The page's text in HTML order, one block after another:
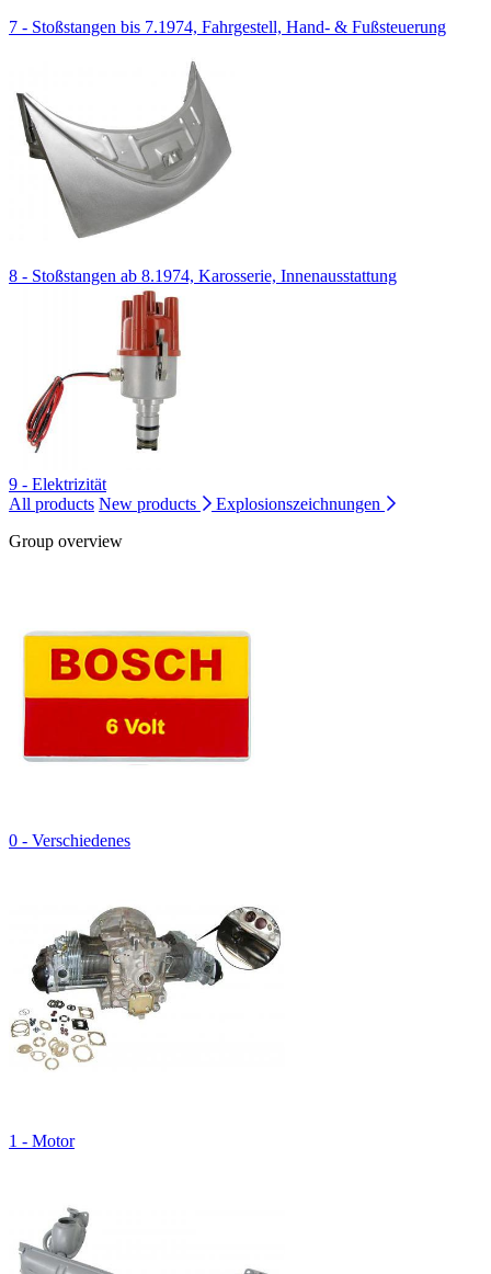
7 - Stoßstangen bis 7.1974, Fahrgestell, Hand- & Fußsteuerung
8 - Stoßstangen ab 8.1974, Karosserie, Innenausstattung
9 - Elektrizität
All products New products
Explosionszeichnungen
Group overview
0 - Verschiedenes
1 - Motor